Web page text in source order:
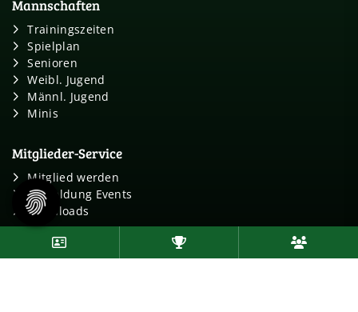
Mannschaften
Trainingszeiten
Spielplan
Senioren
Weibl. Jugend
Männl. Jugend
Minis
Mitglieder-Service
Mitglied werden
Anmeldung Events
Downloads